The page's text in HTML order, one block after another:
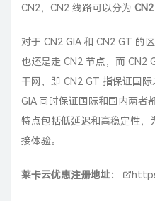
CN2，CN2 线路可以分为
对于 CN2 GIA 和 CN2 GT 的
也还是走 CN2 节点，而 CN2
干网，即 CN2 GT 指保证国
GIA 同时保证国际和国内两者
特点包括低延迟和高稳定性，‌
接体验。‌
莱卡云优惠注册地址：